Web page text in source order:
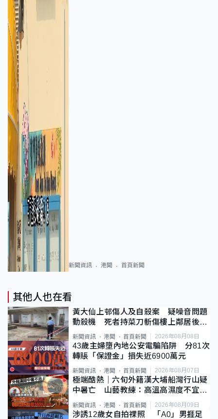
新聞資訊 港聞 首頁新聞
其他人也在看
黃大仙上邨傷人及自殺案 疑噪音問題
動殺機 死者持菜刀斬傷樓上鄰居後墮
斃
新聞資訊 港聞 首頁新聞 2026年08月08日
43歲主婦墮內地公安電騙陷阱 分81次
轉賬「保證金」損失近6900萬元
新聞資訊 港聞 首頁新聞 2026年08月07日
極端酷熱｜六旬外籍漢大埔船灣行山疑
中暑亡 山藝教練：高溫高濕度不宜遠
新聞資訊 港聞 首頁新聞 2026年08月09日
涉誘12歲女自拍祼照 「A0」男捱足